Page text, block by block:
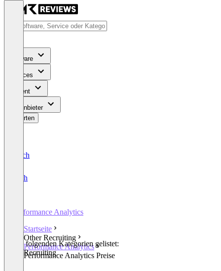
Software
Services
Content
Für Anbieter
Bewerten
Deutsch
English
Performance Analytics
Startseite
Other Recruiting
Performance Analytics
Performance Analytics Preise
In den folgenden Kategorien gelistet:
Other Recruiting